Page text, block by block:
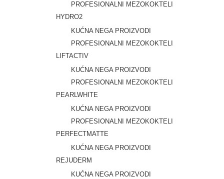
PROFESIONALNI MEZOKOKTELI
HYDRO2
KUĆNA NEGA PROIZVODI
PROFESIONALNI MEZOKOKTELI
LIFTACTIV
KUĆNA NEGA PROIZVODI
PROFESIONALNI MEZOKOKTELI
PEARLWHITE
KUĆNA NEGA PROIZVODI
PROFESIONALNI MEZOKOKTELI
PERFECTMATTE
KUĆNA NEGA PROIZVODI
REJUDERM
KUĆNA NEGA PROIZVODI